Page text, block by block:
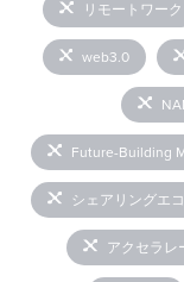
リモートワーク
web3.0
Future-Building
シェアリングエ
アクセラレ